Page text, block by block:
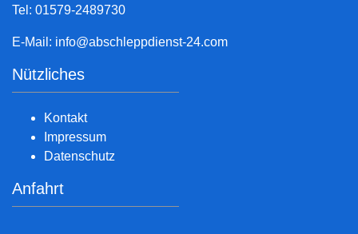
Tel: 01579-2489730
E-Mail: info@abschleppdienst-24.com
Nützliches
Kontakt
Impressum
Datenschutz
Anfahrt